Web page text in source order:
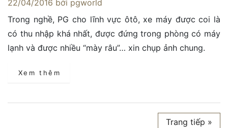
22/04/2016 bởi pgworld
Trong nghề, PG cho lĩnh vực ôtô, xe máy được coi là
có thu nhập khá nhất, được đứng trong phòng có máy
lạnh và được nhiều “mày râu”… xin chụp ảnh chung.
Xem thêm
Trang tiếp »